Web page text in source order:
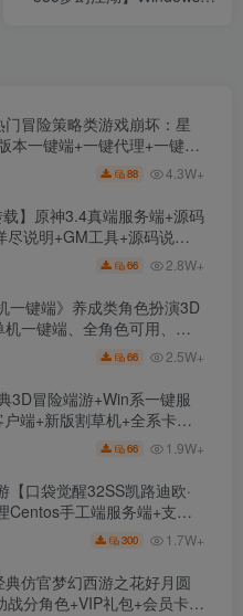
门冒险策略类游戏崩坏：星
本一键端+一键代理+一键启
88 4.3W+
】原神3.4真端服务端+源码
尽说明+GM工具+源码说明
66 2.8W+
一键端》养成类角色扮演3D
一键端、全角色可用、无
级安装教程
66 2.5W+
3D冒险端游+Win系一键服
端+新版割草机+全系卡池
66 1.9W+
【口袋觉醒32SS凯路迪欧·
Centos手工端服务端+支付
端+运营后台+GM授权后台
300 1.7W+
典仿官梦幻西游之花好月圆
战分角色+VIP礼包+会员卡